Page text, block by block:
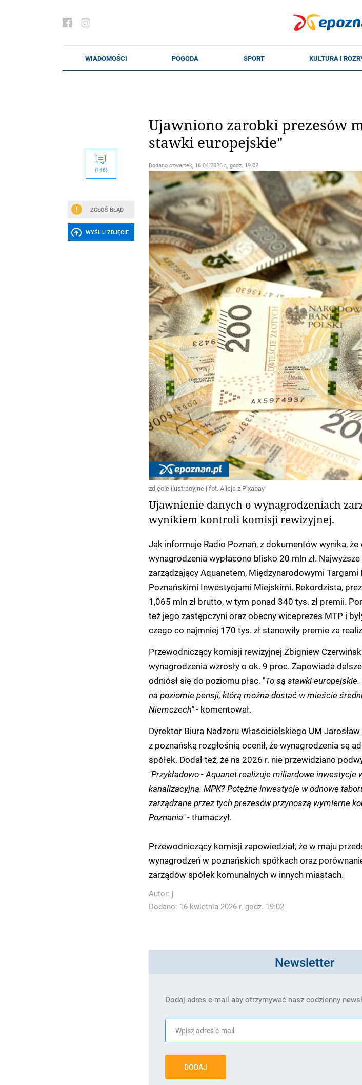
(146)
ZGŁOŚ BŁĄD
WYŚLIJ ZDJĘCIE
Ujawniono zarobki prezesów
stawki europejskie"
Dodano czwartek, 16.04.2026 r., godz. 19.02
zdjęcie ilustracyjne | fot. Alicja z Pixabay
Ujawnienie danych o wynagrodzeniach
wynikiem kontroli komisji rewizyjnej.
Jak informuje Radio Poznań, z dokumentów wynika, że
wynagrodzenia wypłacono blisko 20 mln zł.
zarządzający Aquanetem, Międzynarodowymi Targami
Poznańskimi Inwestycjami Miejskimi. Rekordzista,
1,065 mln zł brutto, w tym ponad 340 tys. zł premii.
też jego zastępczyni oraz obecny wiceprezes MTP i
czego co najmniej 170 tys. zł stanowiły premie za
Przewodniczący komisji rewizyjnej Zbigniew
wynagrodzenia wzrosły o ok. 9 proc. Zapowiada
odniósł się do poziomu płac. "To są stawki
na poziomie pensji, którą można dostać w mieście
Niemczech" -komentował.
Dyrektor Biura Nadzoru Właścicielskiego UM
z poznańską rozgłośnią ocenił, że wynagrodzenia są
spółek. Dodał też, że na 2026 r. nie przewidziano
"Przykładowo - Aquanet realizuje miliardowe inwestycje
kanalizacyjną. MPK? Potężne inwestycje w odnowę
zarządzane przez tych prezesów przynoszą wymierne
Poznania"- tłumaczył.
Przewodniczący komisji zapowiedział, że w maju
wynagrodzeń w poznańskich spółkach oraz
zarządów spółek komunalnych w innych miastach.
Autor: j
Dodano: 16 kwietnia 2026 r. godz. 19:02
Newsletter
Dodaj adres e-mail aby otrzymywać nasz codzienny
DODAJ